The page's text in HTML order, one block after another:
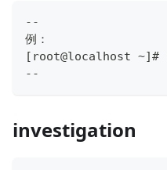
--
例：
[root@localhost
--
investigation